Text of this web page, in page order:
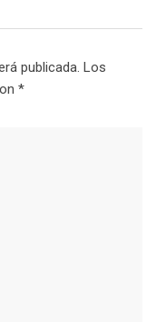
publicada. Los
*